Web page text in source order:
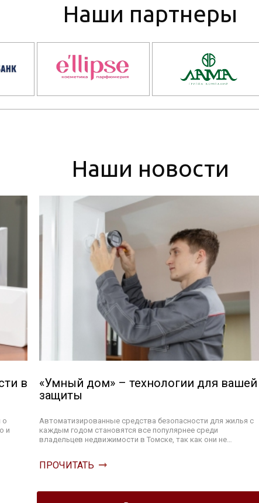
Наши партнеры
Наши новости
в
о
и
«Умный дом» – технологии для вашей
защиты
Автоматизированные средства безопасности для жилья с
каждым годом становятся все популярнее среди
владельцев недвижимости в Томске, так как они не…
ПРОЧИТАТЬ